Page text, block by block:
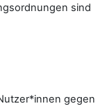
sind
gegen